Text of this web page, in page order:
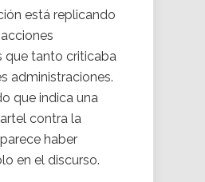
está replicando
que tanto criticaba
administraciones.
que indica una
contra la
haber
en el discurso.